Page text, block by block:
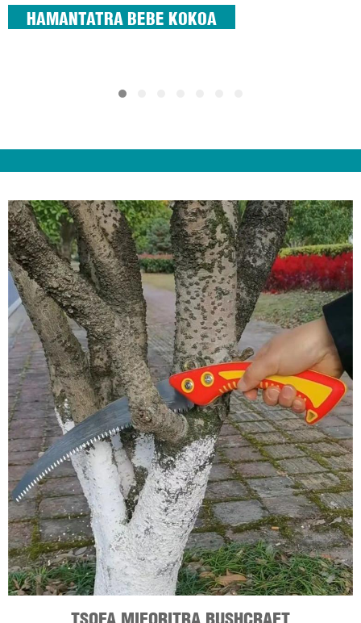
HAMANTATRA BEBE KOKOA
TSOFA MIFORITRA BUSHCRAFT